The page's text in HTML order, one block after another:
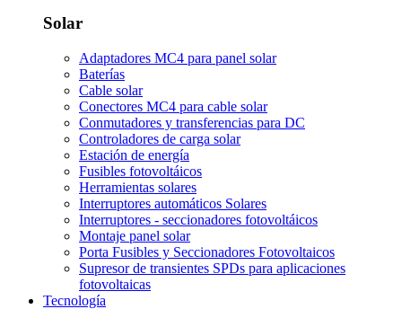
Solar
Adaptadores MC4 para panel solar
Baterías
Cable solar
Conectores MC4 para cable solar
Conmutadores y transferencias para DC
Controladores de carga solar
Estación de energía
Fusibles fotovoltáicos
Herramientas solares
Interruptores automáticos Solares
Interruptores - seccionadores fotovoltáicos
Montaje panel solar
Porta Fusibles y Seccionadores Fotovoltaicos
Supresor de transientes SPDs para aplicaciones
fotovoltaicas
Tecnología